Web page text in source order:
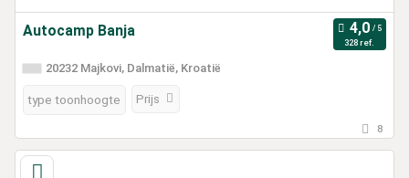
Autocamp Banja
328 ref.
20232 Majkovi, Dalmatië, Kroatië
type toonhoogte Prijs
8